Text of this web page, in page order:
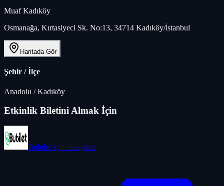
Muaf Kadıköy
Osmanağa, Kırtasiyeci Sk. No:13, 34714 Kadıköy/i̇stanbul
Haritada Gör
Şehir / İlçe
Anadolu /Kadıköy
Etkinlik Biletini Almak İçin
Bubilet için tıklayınız